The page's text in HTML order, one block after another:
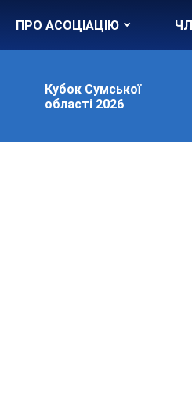
ПРО АСОЦІАЦІЮ
Кубок Сумської
області 2026